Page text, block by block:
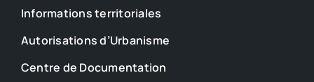
Informations territoriales
Autorisations d’Urbanisme
Centre de Documentation